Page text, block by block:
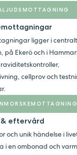
ligger i
på Ekerö och i
cellprov och
& eftervård
och unik händelse i
i en ombonad och